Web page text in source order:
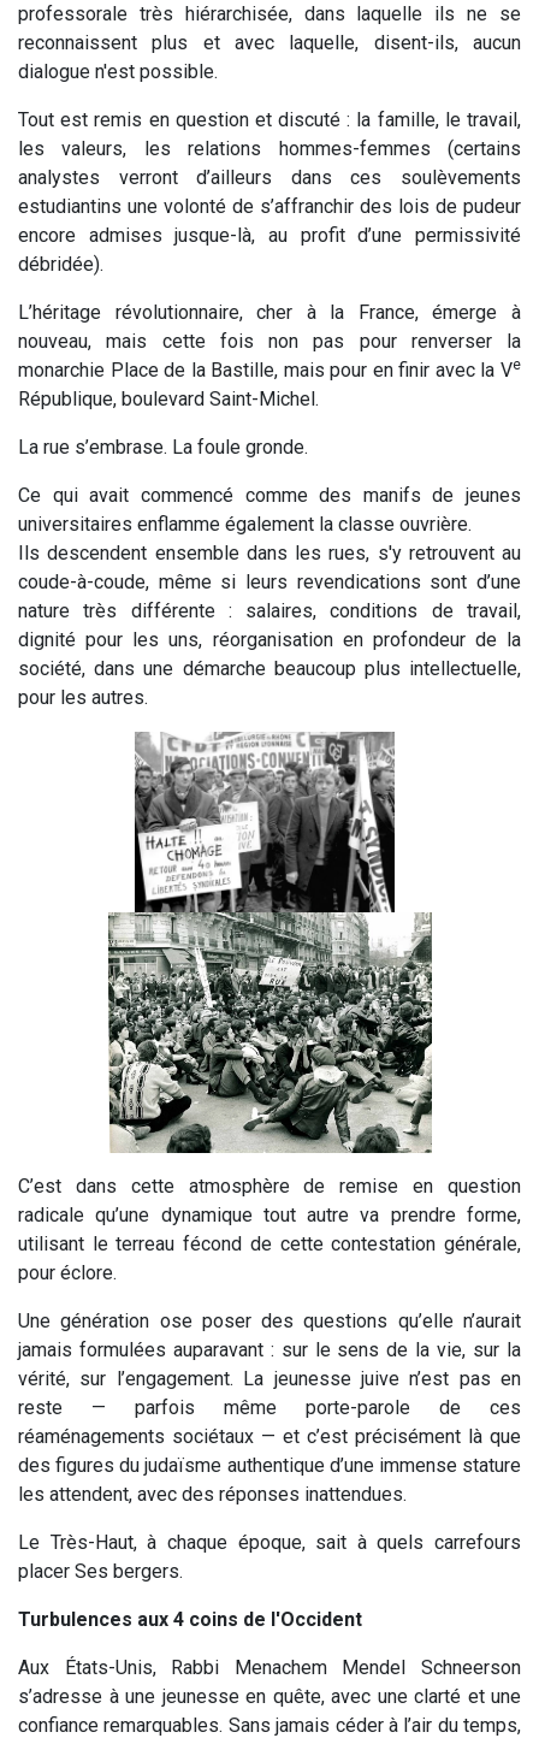
professorale très hiérarchisée, dans laquelle ils ne se
reconnaissent plus et avec laquelle, disent-ils, aucun
dialogue n'est possible.
Tout est remis en question et discuté : la famille, le travail,
les valeurs, les relations hommes-femmes (certains
analystes verront d’ailleurs dans ces soulèvements
estudiantins une volonté de s’affranchir des lois de pudeur
encore admises jusque-là, au profit d’une permissivité
débridée).
L’héritage révolutionnaire, cher à la France, émerge à
nouveau, mais cette fois non pas pour renverser la
monarchie Place de la Bastille, mais pour en finir avec la Ve
République, boulevard Saint-Michel.
La rue s’embrase. La foule gronde.
Ce qui avait commencé comme des manifs de jeunes
universitaires enflamme également la classe ouvrière.
Ils descendent ensemble dans les rues, s'y retrouvent au
coude-à-coude, même si leurs revendications sont d’une
nature très différente : salaires, conditions de travail,
dignité pour les uns, réorganisation en profondeur de la
société, dans une démarche beaucoup plus intellectuelle,
pour les autres.
C’est dans cette atmosphère de remise en question
radicale qu’une dynamique tout autre va prendre forme,
utilisant le terreau fécond de cette contestation générale,
pour éclore.
Une génération ose poser des questions qu’elle n’aurait
jamais formulées auparavant : sur le sens de la vie, sur la
vérité, sur l’engagement. La jeunesse juive n’est pas en
reste — parfois même porte-parole de ces
réaménagements sociétaux — et c’est précisément là que
des figures du judaïsme authentique d’une immense stature
les attendent, avec des réponses inattendues.
Le Très-Haut, à chaque époque, sait à quels carrefours
placer Ses bergers.
Turbulences aux 4 coins de l'Occident
Aux États-Unis, Rabbi Menachem Mendel Schneerson
s’adresse à une jeunesse en quête, avec une clarté et une
confiance remarquables. Sans jamais céder à l’air du temps,